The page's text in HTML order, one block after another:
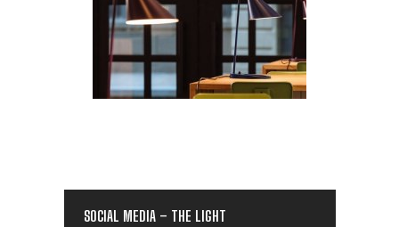
SOCIAL MEDIA – THE LIGHT